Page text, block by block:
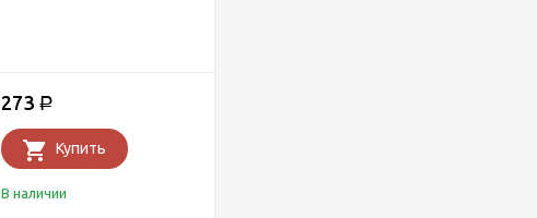
273 Р
Купить
В наличии